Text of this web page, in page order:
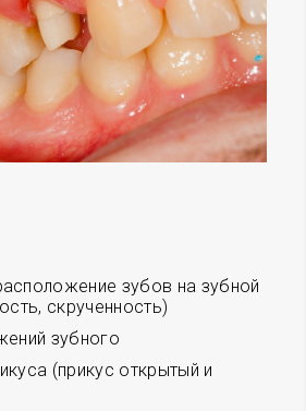
зубов на зубной
скрученность)
зубного
(прикус открытый и